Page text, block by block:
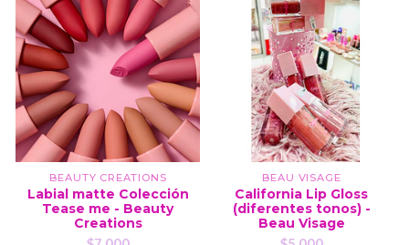
BEAUTY CREATIONS
Labial matte Colección
Tease me - Beauty
Creations
BEAU VISAGE
California Lip Gloss
(diferentes tonos) -
Beau Visage